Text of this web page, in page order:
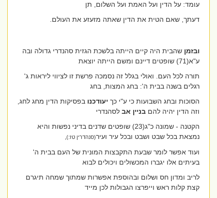
עומד: על הדין ועל האמת ועל השלום, תן
דעתך, שאם הטית את הדין שאתה מזעזע את העולם.
ובזמןשהבית היה קיים הייתה בלשכת הגזית סהנדרי גדולה ובה
ע"א(71) שופטים דיינם ומשם הייתה יוצאת
תורה לכל העם. ואולי בגלל זה נסמכה פרשת זו לציווי ליראות ג'
רגלים בשנה בבית ה': בחג המצות, בחג
הסוכות ובחג השבועות כי ע"י כךיעודכנובפסיקות הדין מחג לחג,
וזה הדין יהיה להםבניין אבלסהנדרי
הקטנה - שמונה כ"ג(23) שופטים שדנים בדיני נפשות והיא
נמצאת בכל שבט ושבט ובכל עיר ועיר(סנהדרין טז:),
ועוד אפשר לומר שבעת התקבצות המונית של העם בבית ה'
בעיתים אלו יגברו המכשולים ויכולים לבוא
לריב ומדון חס ושלום ובהוספת אפשרות שמתוך שמחה תיגרם
קצת קלות ראש וייפרצו הגבולות לכן מייד